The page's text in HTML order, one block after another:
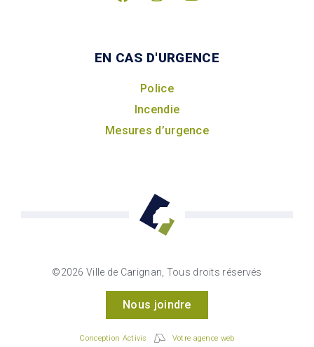
EN CAS D'URGENCE
Police
Incendie
Mesures d’urgence
©2026 Ville de Carignan, Tous droits réservés
Nous joindre
Conception Activis Votre agence web